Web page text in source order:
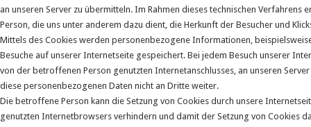
an unseren Server zu übermitteln. Im Rahmen dieses technischen
Person, die uns unter anderem dazu dient, die Herkunft der Besucher und
Mittels des Cookies werden personenbezogene Informationen,
Besuche auf unserer Internetseite gespeichert. Bei jedem Besuch unserer
von der betroffenen Person genutzten Internetanschlusses, an unseren
diese personenbezogenen Daten nicht an Dritte weiter.
Die betroffene Person kann die Setzung von Cookies durch unsere
genutzten Internetbrowsers verhindern und damit der Setzung von Cookies